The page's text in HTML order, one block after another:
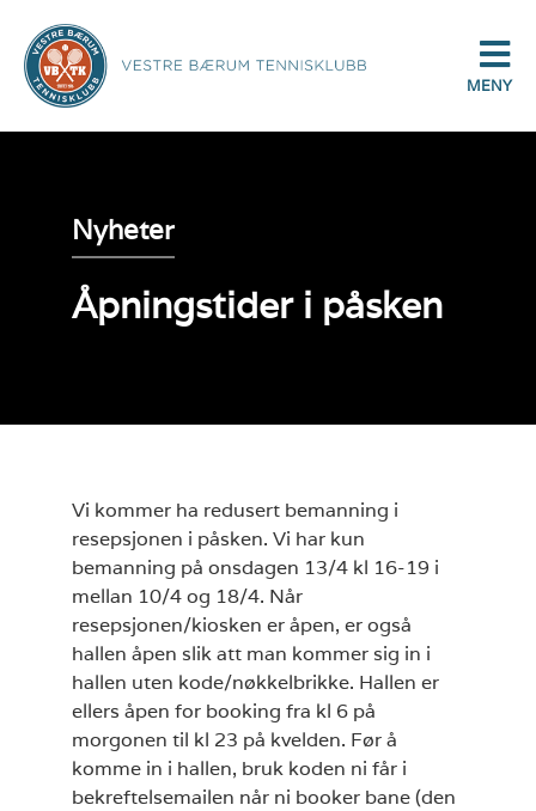
MENY
Nyheter
Åpningstider i påsken
Vi kommer ha redusert bemanning i
resepsjonen i påsken. Vi har kun
bemanning på onsdagen 13/4 kl 16-19 i
mellan 10/4 og 18/4. Når
resepsjonen/kiosken er åpen, er også
hallen åpen slik att man kommer sig in i
hallen uten kode/nøkkelbrikke. Hallen er
ellers åpen for booking fra kl 6 på
morgonen til kl 23 på kvelden. Før å
komme in i hallen, bruk koden ni får i
bekreftelsemailen når ni booker bane (den